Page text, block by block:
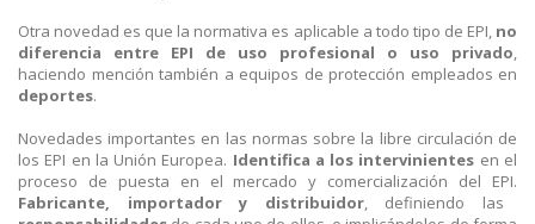
Otra novedad es que la normativa es aplicable a todo tipo de EPI, no
diferencia entre EPI de uso profesional o uso privado,
haciendo mención también a equipos de protección empleados en
deportes.
Novedades importantes en las normas sobre la libre circulación de
los EPI en la Unión Europea. Identifica a los intervinientes en el
proceso de puesta en el mercado y comercialización del EPI.
Fabricante, importador y distribuidor, definiendo las